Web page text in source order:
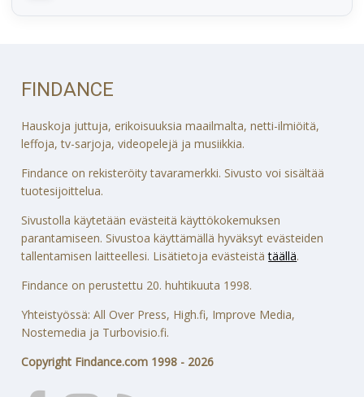
FINDANCE
Hauskoja juttuja, erikoisuuksia maailmalta, netti-ilmiöitä,
leffoja, tv-sarjoja, videopelejä ja musiikkia.
Findance on rekisteröity tavaramerkki. Sivusto voi sisältää
tuotesijoittelua.
Sivustolla käytetään evästeitä käyttökokemuksen
parantamiseen. Sivustoa käyttämällä hyväksyt evästeiden
tallentamisen laitteellesi. Lisätietoja evästeistätäällä.
Findance on perustettu 20. huhtikuuta 1998.
Yhteistyössä: All Over Press, High.fi, Improve Media,
Nostemedia ja Turbovisio.fi.
Copyright Findance.com 1998 - 2026